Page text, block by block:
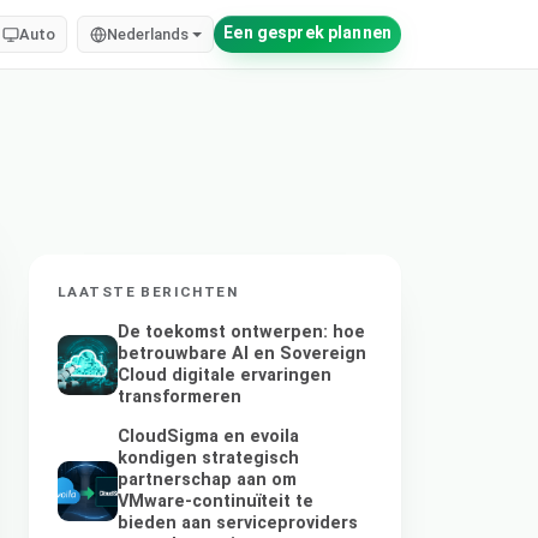
Auto Nederlands Een gesprek plannen
LAATSTE BERICHTEN
De toekomst ontwerpen: hoe
betrouwbare AI en Sovereign
Cloud digitale ervaringen
transformeren
CloudSigma en evoila
kondigen strategisch
partnerschap aan om
VMware-continuïteit te
bieden aan serviceproviders